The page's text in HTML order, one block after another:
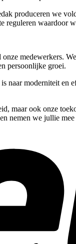
produceren we
reguleren waardoor
medewerkers.
persoonlijke groei.
moderniteit
maar ook onze
nemen we jullie